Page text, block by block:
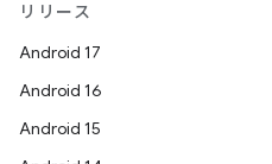
リリース
Android 17
Android 16
Android 15